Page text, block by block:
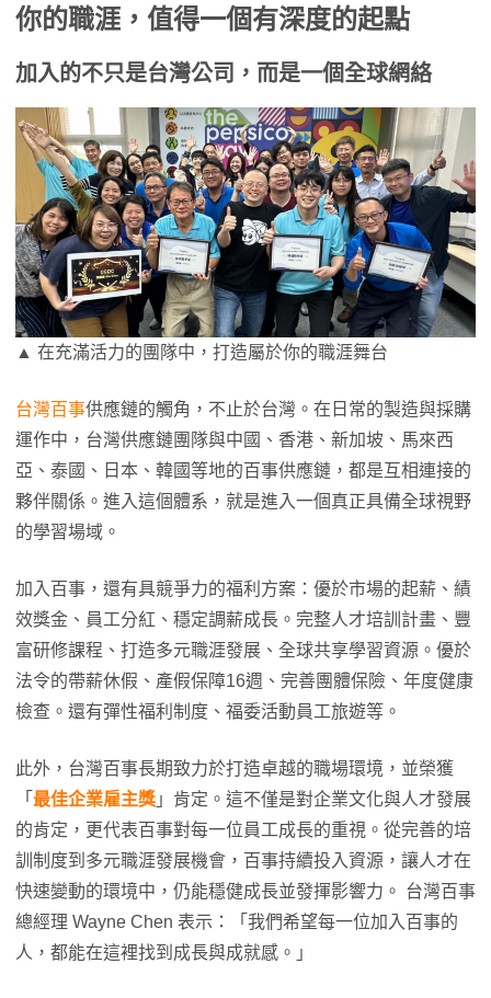
你的職涯，值得一個有深度的起點
加入的不只是台灣公司，而是一個全球網絡
▲ 在充滿活力的團隊中，打造屬於你的職涯舞台
台灣百事供應鏈的觸角，不止於台灣。在日常的製造與採購
運作中，台灣供應鏈團隊與中國、香港、新加坡、馬來西
亞、泰國、日本、韓國等地的百事供應鏈，都是互相連接的
夥伴關係。進入這個體系，就是進入一個真正具備全球視野
的學習場域。
加入百事，還有具競爭力的福利方案：優於市場的起薪、績
效獎金、員工分紅、穩定調薪成長。完整人才培訓計畫、豐
富研修課程、打造多元職涯發展、全球共享學習資源。優於
法令的帶薪休假、產假保障16週、完善團體保險、年度健康
檢查。還有彈性福利制度、福委活動員工旅遊等。
此外，台灣百事長期致力於打造卓越的職場環境，並榮獲
「 最佳企業雇主獎 」肯定。這不僅是對企業文化與人才發展
的肯定，更代表百事對每一位員工成長的重視。從完善的培
訓制度到多元職涯發展機會，百事持續投入資源，讓人才在
快速變動的環境中，仍能穩健成長並發揮影響力。 台灣百事
總經理 Wayne Chen 表示：「我們希望每一位加入百事的
人，都能在這裡找到成長與成就感。」